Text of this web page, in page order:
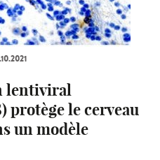
lentiviral
protège le cerveau
un modèle